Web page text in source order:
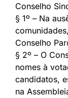
Conselho
§ 1º – Na
Conselho
§ 2º – O
nomes à
candidatos,
na